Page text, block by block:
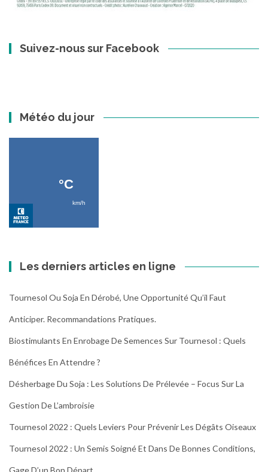
Suivez-nous sur Facebook
Météo du jour
Les derniers articles en ligne
Tournesol Ou Soja En Dérobé, Une Opportunité Qu’il Faut
Anticiper. Recommandations Pratiques.
Biostimulants En Enrobage De Semences Sur Tournesol : Quels
Bénéfices En Attendre ?
Désherbage Du Soja : Les Solutions De Prélevée – Focus Sur La
Gestion De L’ambroisie
Tournesol 2022 : Quels Leviers Pour Prévenir Les Dégâts Oiseaux
Tournesol 2022 : Un Semis Soigné Et Dans De Bonnes Conditions,
Gage D’un Bon Départ